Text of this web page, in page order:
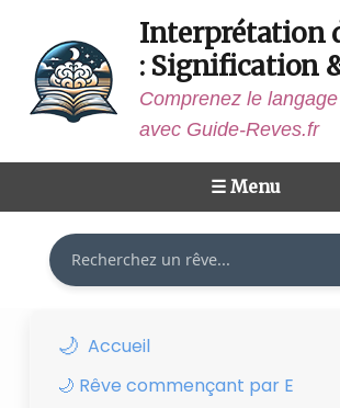
Interprétation
: Signification
Comprenez le
avec Guide-Reves.fr
☰ Menu
Rechercher
Accueil
🌙 Rêve commençant par E